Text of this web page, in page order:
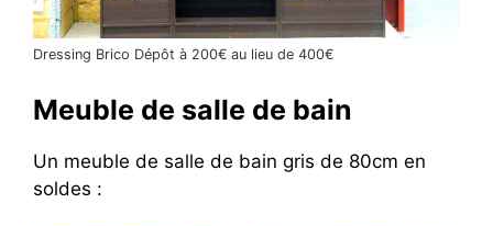
Dressing Brico Dépôt à 200€ au lieu de 400€
Meuble de salle de bain
Un meuble de salle de bain gris de 80cm en
soldes :